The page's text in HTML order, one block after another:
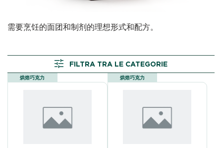
需要烹饪的面团和制剂的理想形式和配方。
FILTRA TRA LE CATEGORIE
烘焙巧克力 烘焙巧克力